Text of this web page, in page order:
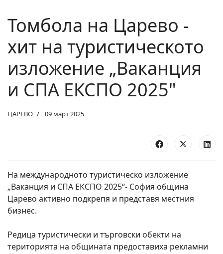
Томбола на Царево -
хит на туристическото
изложение „Ваканция
и СПА ЕКСПО 2025"
ЦАРЕВО 09 март 2025
На международното туристическо изложение
„Ваканция и СПА ЕКСПО 2025“- София община
Царево активно подкрепя и представя местния
бизнес.
Редица туристически и търговски обекти на
територията на общината предоставиха рекламни